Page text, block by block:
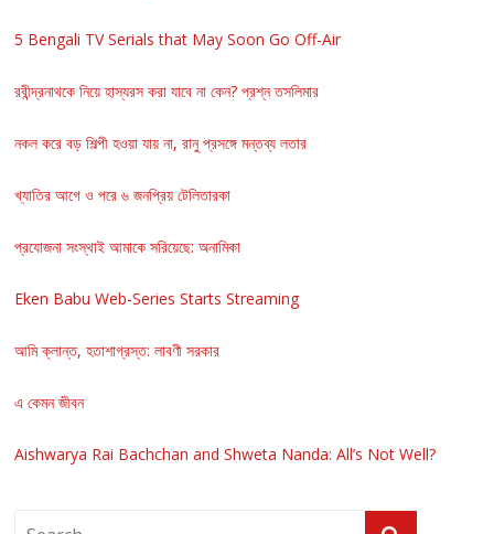
5 Bengali TV Serials that May Soon Go Off-Air
রবীন্দ্রনাথকে নিয়ে হাস্যরস করা যাবে না কেন? প্রশ্ন তসলিমার
নকল করে বড় শিল্পী হওয়া যায় না, রানু প্রসঙ্গে মন্তব্য লতার
খ্যাতির আগে ও পরে ৬ জনপ্রিয় টেলিতারকা
প্রযোজনা সংস্থাই আমাকে সরিয়েছে: অনামিকা
Eken Babu Web-Series Starts Streaming
আমি ক্লান্ত, হতাশাগ্রস্ত: লাবণী সরকার
এ কেমন জীবন
Aishwarya Rai Bachchan and Shweta Nanda: All’s Not Well?